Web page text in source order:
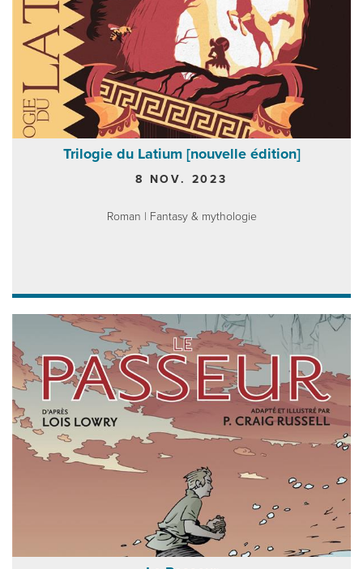
Trilogie du Latium [nouvelle édition]
8 NOV. 2023
Roman | Fantasy & mythologie